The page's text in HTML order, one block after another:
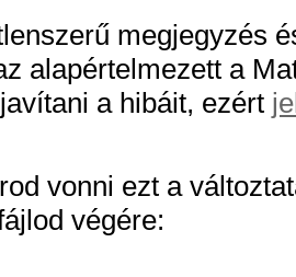
megjegyzés
alapértelmezett a
a hibáit, ezért
vonni ezt a
végére: